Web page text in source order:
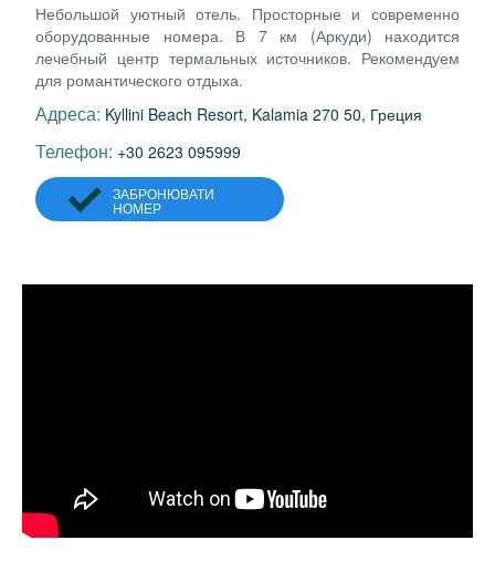
Небольшой уютный отель. Просторные и современно
оборудованные номера. В 7 км (Аркуди) находится
лечебный центр термальных источников. Рекомендуем
для романтического отдыха.
Адреса: Kyllini Beach Resort, Kalamia 270 50, Греция
Телефон: +30 2623 095999
ЗАБРОНЮВАТИ
НОМЕР